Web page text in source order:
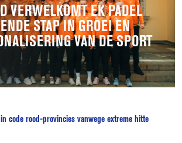
VERWELKOMT EK PADEL
STAP IN GROEI EN
VAN DE SPORT
code rood-provincies vanwege extreme hitte